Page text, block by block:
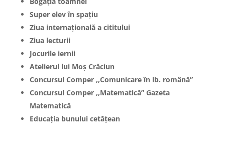
Super elev în spațiu
Ziua internațională a cititului
Ziua lecturii
Jocurile iernii
Atelierul lui Moș Crăciun
Concursul Comper ,,Comunicare în lb. română”
Concursul Comper ,,Matematică” Gazeta
Matematică
Educația bunului cetățean